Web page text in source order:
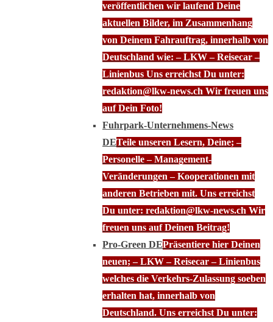
veröffentlichen wir laufend Deine
aktuellen Bilder, im Zusammenhang
von Deinem Fahrauftrag, innerhalb von
Deutschland wie: – LKW – Reisecar –
Linienbus Uns erreichst Du unter:
redaktion@lkw-news.ch Wir freuen uns
auf Dein Foto!
Fuhrpark-Unternehmens-News
DETeile unseren Lesern, Deine; –
Personelle – Management-
Veränderungen – Kooperationen mit
anderen Betrieben mit. Uns erreichst
Du unter: redaktion@lkw-news.ch Wir
freuen uns auf Deinen Beitrag!
Pro-Green DEPräsentiere hier Deinen
neuen; – LKW – Reisecar – Linienbus
welches die Verkehrs-Zulassung soeben
erhalten hat, innerhalb von
Deutschland. Uns erreichst Du unter: